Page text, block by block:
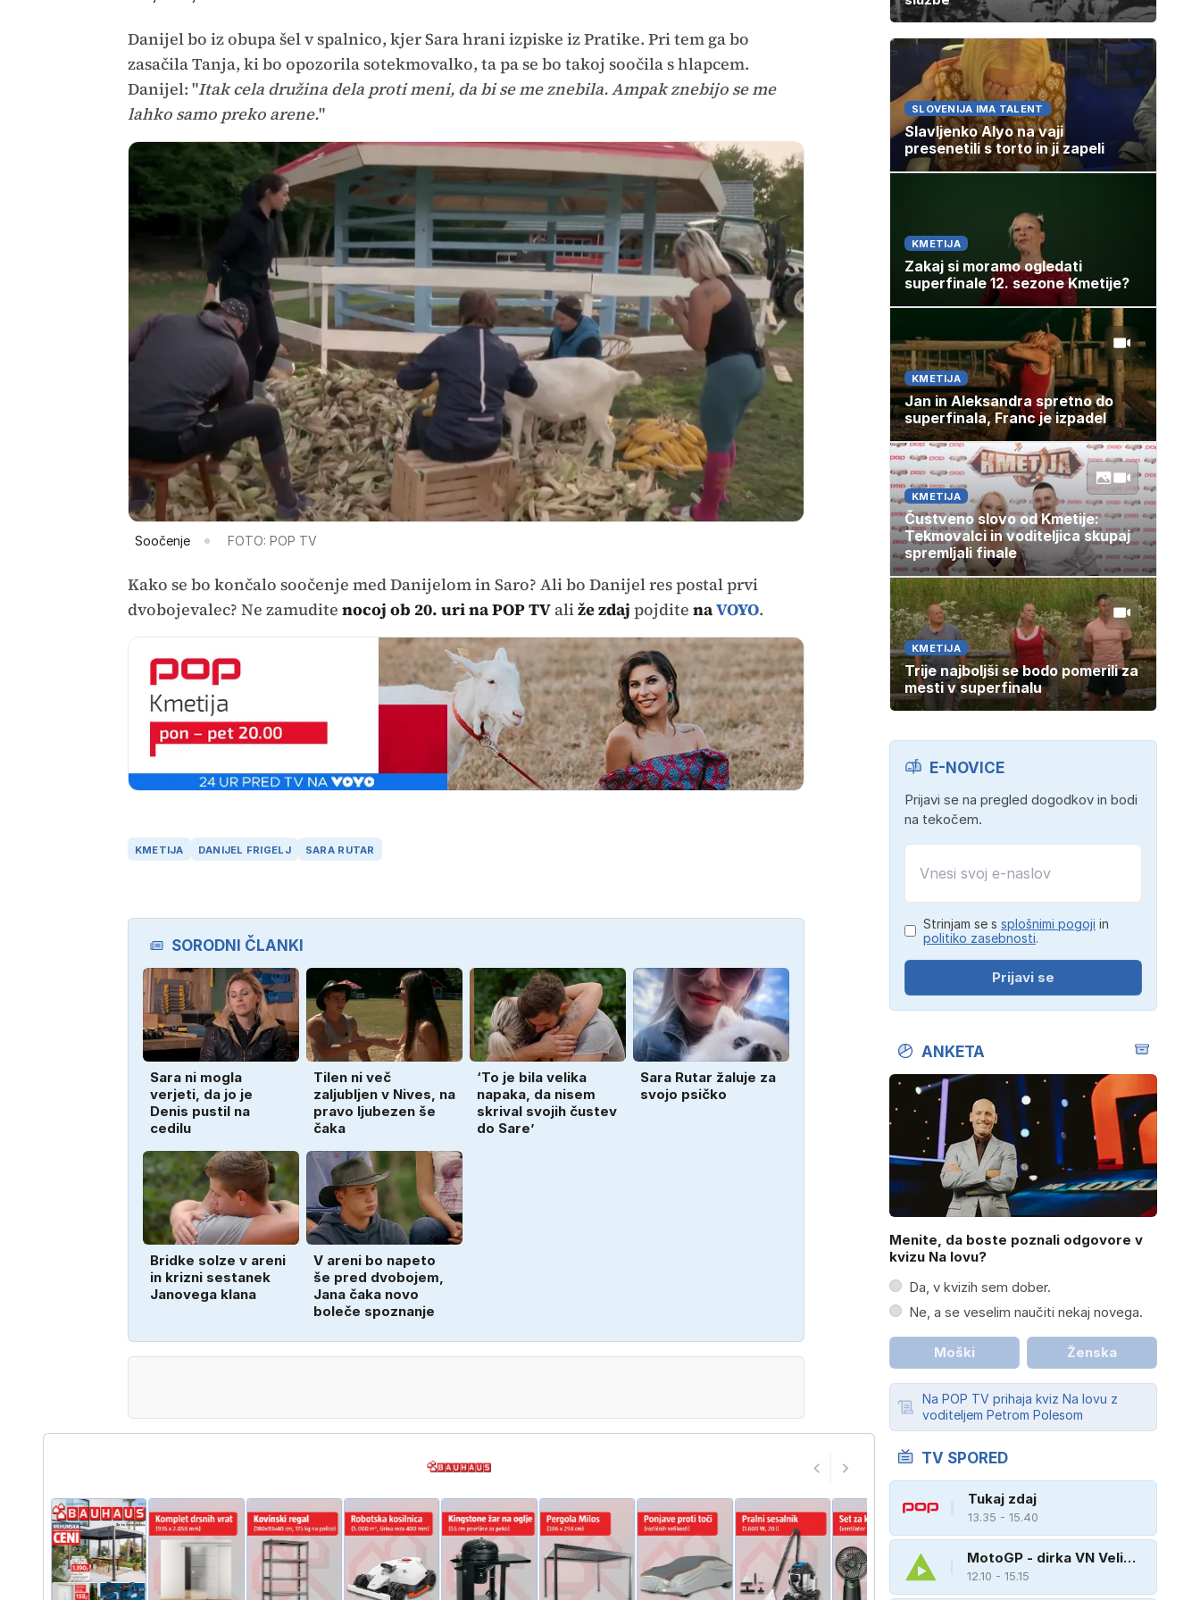
Danijel bo iz obupa šel v spalnico, kjer Sara hrani izpiske iz Pratike. Pri tem ga bo
zasačila Tanja, ki bo opozorila sotekmovalko, ta pa se bo takoj soočila s hlapcem.
Danijel: "Itak cela družina dela proti meni, da bi se me znebila. Ampak znebijo se me
lahko samo preko arene."
Soočenje FOTO: POP TV
Kako se bo končalo soočenje med Danijelom in Saro? Ali bo Danijel res postal prvi
dvobojevalec? Ne zamudite nocoj ob 20. uri na POP TValiže zdaj pojdite naVOYO.
KMETIJA DANIJEL FRIGELJ SARA RUTAR
SORODNI ČLANKI
Sara ni mogla
verjeti, da jo je
Denis pustil na
cedilu
Tilen ni več
zaljubljen v Nives, na
pravo ljubezen še
čaka
‘To je bila velika
napaka, da nisem
skrival svojih čustev
do Sare’
Sara Rutar žaluje za
svojo psičko
Bridke solze v areni
in krizni sestanek
Janovega klana
V areni bo napeto
še pred dvobojem,
Jana čaka novo
boleče spoznanje
SLOVENIJA IMA TALENT
Slavljenko Alyo na vaji
presenetili s torto in ji zapeli
KMETIJA
Zakaj si moramo ogledati
superfinale 12. sezone Kmetije?
KMETIJA
Jan in Aleksandra spretno do
superfinala, Franc je izpadel
KMETIJA
Čustveno slovo od Kmetije:
Tekmovalci in voditeljica skupaj
spremljali finale
KMETIJA
Trije najboljši se bodo pomerili za
mesti v superfinalu
E-NOVICE
Prijavi se na pregled dogodkov in bodi
na tekočem.
Strinjam se s splošnimi pogoji in
politiko zasebnosti.
Prijavi se
ANKETA
Menite, da boste poznali odgovore v
kvizu Na lovu?
Da, v kvizih sem dober.
Ne, a se veselim naučiti nekaj novega.
Moški Ženska
Na POP TV prihaja kviz Na lovu z
voditeljem Petrom Polesom
TV SPORED
Tukaj zdaj
13.35 - 15.40
MotoGP - dirka VN Velike
Britanije
12.10 - 15.15